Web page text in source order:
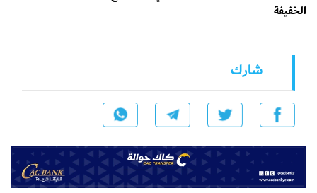
الخفيفة
شارك